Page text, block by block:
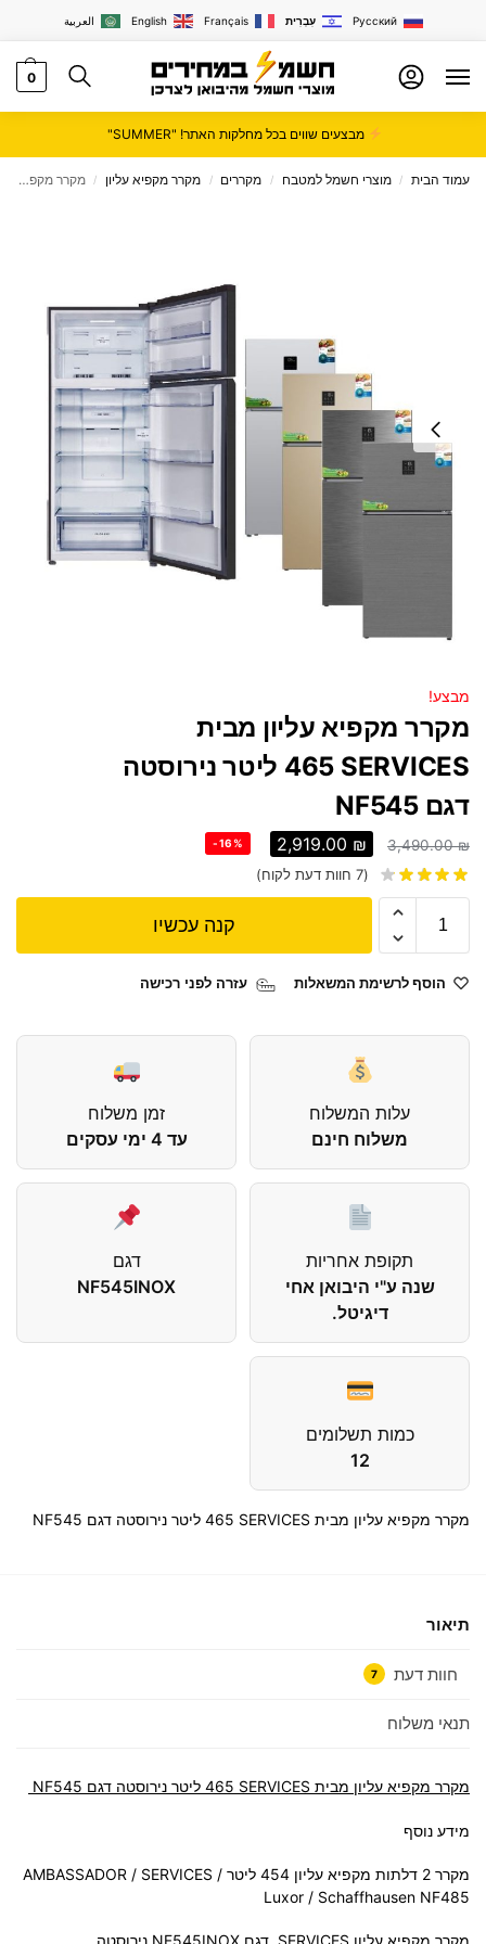
العربية English Français עִבְרִית Русский
0
מבצעים שווים בכל מחלקות האתר! "SUMMER"
עמוד הבית / מוצרי חשמל למטבח / מקררים / מקרר מקפיא עליון / מקרר ‏מקפיא עליון מבית SERVICES ‏465 ‏ליטר נירוסטה דגם NF545
מבצע!
מקרר ‏מקפיא עליון מבית
SERVICES ‏465 ‏ליטר נירוסטה
דגם NF545
3,490.00₪
2,919.00 ₪
-16%
(
7 חוות דעת לקוח)
קנה עכשיו
הוסף לרשימת המשאלות עזרה לפני רכישה
עלות המשלוח
משלוח חינם
זמן משלוח
עד 4 ימי עסקים
תקופת אחריות
שנה ע"י היבואן אחי
דיגיטל.
דגם
NF545INOX
כמות תשלומים
12
מקרר ‏מקפיא עליון מבית SERVICES ‏465 ‏ליטר נירוסטה דגם NF545
תיאור
חוות דעת 7
תנאי משלוח
מקרר ‏מקפיא עליון מבית SERVICES ‏465 ‏ליטר נירוסטה דגם NF545
מידע נוסף
מקרר 2 דלתות מקפיא עליון 454 ליטר AMBASSADOR / SERVICES /
Luxor / Schaffhausen NF485